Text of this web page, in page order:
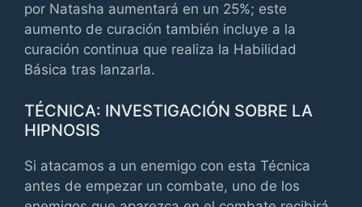
por Natasha aumentará en un 25%; este
aumento de curación también incluye a la
curación continua que realiza la Habilidad
Básica tras lanzarla.
TÉCNICA: INVESTIGACIÓN SOBRE LA
HIPNOSIS
Si atacamos a un enemigo con esta Técnica
antes de empezar un combate, uno de los